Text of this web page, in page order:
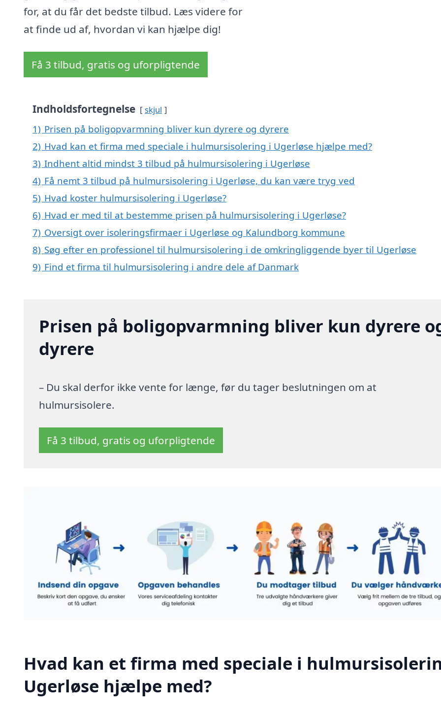
for, at du får det bedste tilbud. Læs videre for
at finde ud af, hvordan vi kan hjælpe dig!
Få 3 tilbud, gratis og uforpligtende
Indholdsfortegnelse skjul
1) Prisen på boligopvarmning bliver kun dyrere og dyrere
2) Hvad kan et firma med speciale i hulmursisolering i Ugerløse hjælpe med?
3) Indhent altid mindst 3 tilbud på hulmursisolering i Ugerløse
4) Få nemt 3 tilbud på hulmursisolering i Ugerløse, du kan være tryg ved
5) Hvad koster hulmursisolering i Ugerløse?
6) Hvad er med til at bestemme prisen på hulmursisolering i Ugerløse?
7) Oversigt over isoleringsfirmaer i Ugerløse og Kalundborg kommune
8) Søg efter en professionel til hulmursisolering i de omkringliggende byer til Ugerløse
9) Find et firma til hulmursisolering i andre dele af Danmark
Prisen på boligopvarmning bliver kun dyrere
dyrere
– Du skal derfor ikke vente for længe, før du tager beslutningen om at
hulmursisolere.
Få 3 tilbud, gratis og uforpligtende
Hvad kan et firma med speciale i
Ugerløse hjælpe med?